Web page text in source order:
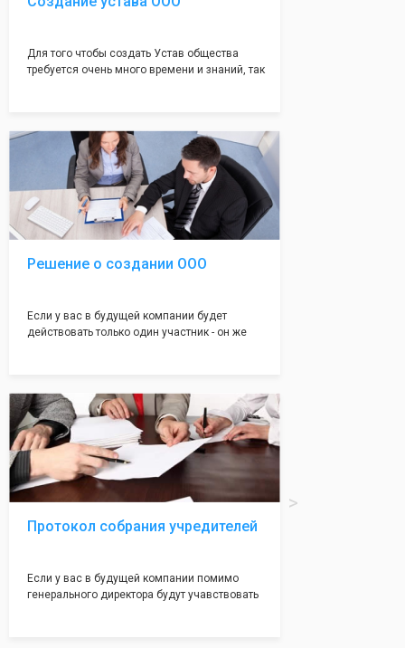
Для того чтобы создать Устав общества
требуется очень много времени и знаний, так
Наша компания предоставит вам свой
уникальный Устав Общества, который
подойдет для любой компании. Устав,
сделанный нашими профессиональными
юристами, успешно проходит регистрацию в
налоговой инспекции!
Решение о создании ООО
Если у вас в будущей компании будет
действовать только один участник - он же
грамотно составят данное заявление, а Вам
нужно будет только поставить подпись на
нём!
Протокол собрания учредителей
Если у вас в будущей компании помимо
генерального директора будут учавствовать